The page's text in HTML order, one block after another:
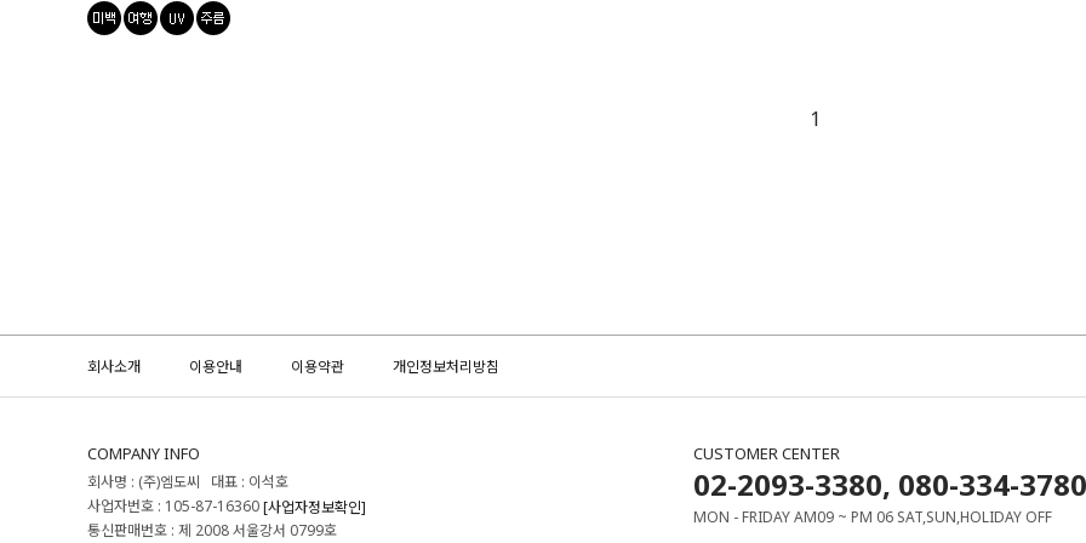
1
회사소개 이용안내 이용약관 개인정보처리방침
COMPANY INFO
회사명 : (주)엠도씨 대표 : 이석호
사업자번호 : 105-87-16360[사업자정보확인]
통신판매번호 : 제 2008 서울강서 0799호
CUSTOMER CENTER
02-2093-3380, 080-334-3780
MON - FRIDAY AM09 ~ PM 06 SAT,SUN,HOLIDAY OFF